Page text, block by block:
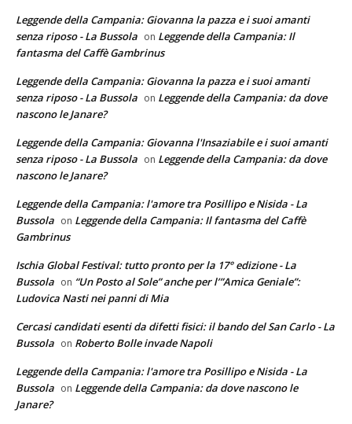
Leggende della Campania: Giovanna la pazza e i suoi amanti
senza riposo - La Bussola on Leggende della Campania: Il
fantasma del Caffè Gambrinus
Leggende della Campania: Giovanna la pazza e i suoi amanti
senza riposo - La Bussola on Leggende della Campania: da dove
nascono le Janare?
Leggende della Campania: Giovanna l'Insaziabile e i suoi amanti
senza riposo - La Bussola on Leggende della Campania: da dove
nascono le Janare?
Leggende della Campania: l'amore tra Posillipo e Nisida - La
Bussola on Leggende della Campania: Il fantasma del Caffè
Gambrinus
Ischia Global Festival: tutto pronto per la 17° edizione - La
Bussola on “Un Posto al Sole” anche per l’”Amica Geniale”:
Ludovica Nasti nei panni di Mia
Cercasi candidati esenti da difetti fisici: il bando del San Carlo - La
Bussola on Roberto Bolle invade Napoli
Leggende della Campania: l'amore tra Posillipo e Nisida - La
Bussola on Leggende della Campania: da dove nascono le
Janare?